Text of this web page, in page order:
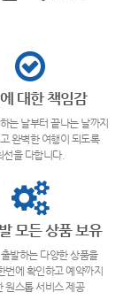
대한 책임감
는 날부터 끝나는 날까지
완벽한 여행이 되도록
선을 다합니다.
모든 상품 보유
발하는 다양한 상품을
번에 확인하고 예약까지
원스톱 서비스 제공